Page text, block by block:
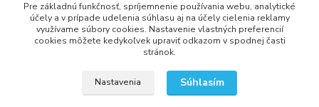
Obrúsky (servítky)
2013 - 2025 LOVITECH, s.r.o. - Už 12 rokov s Vami...
Pre základnú funkčnosť, spríjemnenie používania webu, analytické
účely a v prípade udelenia súhlasu aj na účely cielenia reklamy
využívame súbory cookies. Nastavenie vlastných preferencií
cookies môžete kedykoľvek upraviť odkazom v spodnej časti
stránok.
Nastavenia Súhlasím